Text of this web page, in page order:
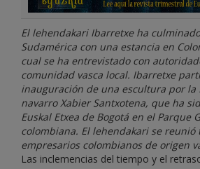
El lehendakari Ibarretxe ha
Sudamérica con una estancia en
cual se ha entrevistado con
comunidad vasca local. Ibarretxe
inauguración de una escultura por la
navarro Xabier Santxotena, que ha
Euskal Etxea de Bogotá en el Parque
colombiana. El lehendakari se reunió
empresarios colombianos de origen
Las inclemencias del tiempo y el